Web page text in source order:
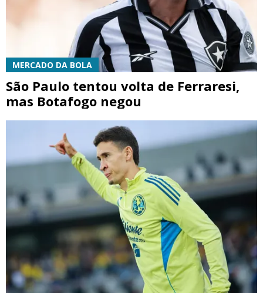
MERCADO DA BOLA
São Paulo tentou volta de Ferraresi,
mas Botafogo negou